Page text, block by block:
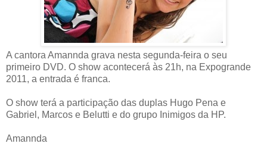
A cantora Amannda grava nesta segunda-feira o seu
primeiro DVD. O show acontecerá às 21h, na Expogrande
2011, a entrada é franca.
O show terá a participação das duplas Hugo Pena e
Gabriel, Marcos e Belutti e do grupo Inimigos da HP.
Amannda